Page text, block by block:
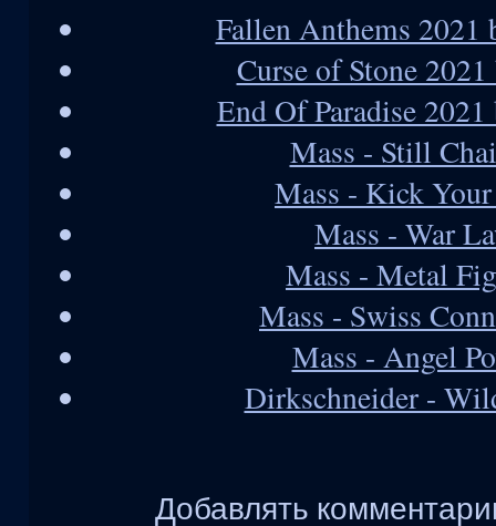
Fallen Anthems 2021
Curse of Stone 2021
End Of Paradise
Mass - Still
Mass - Kick
Mass - War
Mass - Metal
Mass - Swiss
Mass - Angel
Dirkschneider -
Добавлять